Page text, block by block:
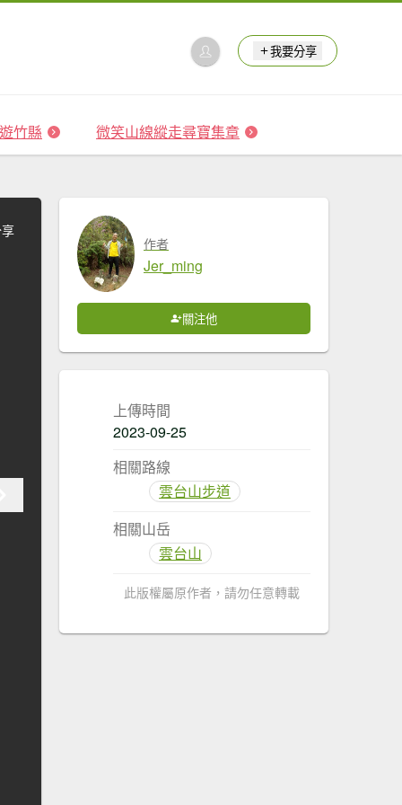
我要分享
竹縣 微笑山線縱走尋寶集章
作者
Jer_ming
關注他
上傳時間
2023-09-25
相關路線
雲台山步道
相關山岳
雲台山
此版權屬原作者，請勿任意轉載